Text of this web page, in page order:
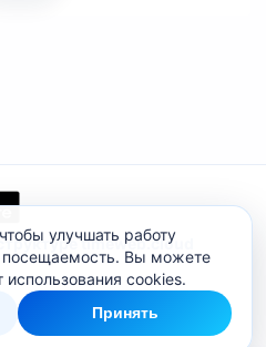
timeweb.cloud
улучшать работу
посещаемость. Вы можете
использования cookies.
Принять